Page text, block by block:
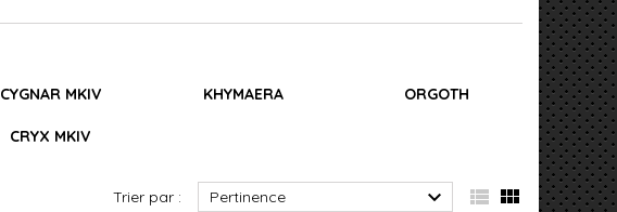
CYGNAR MKIV KHYMAERA ORGOTH
CRYX MKIV
Trier par : Pertinence   